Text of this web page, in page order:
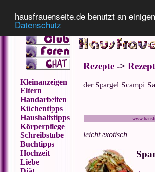
hausfrauenseite.de benutzt an
Datenschutz
Kleinanzeigen
Eltern
Handarbeiten
Küchentipps
Haushaltstipps
Körperpflege
Schreibstube
Buchtipps
Hochzeit
Liebe
Rezepte ->
der Spargel-Scampi-
leicht exotisch